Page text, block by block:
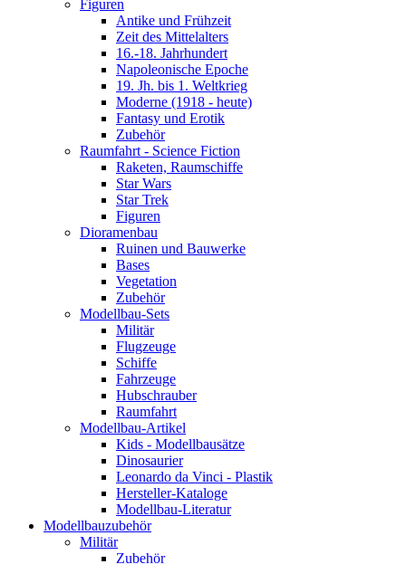
Figuren
Antike und Frühzeit
Zeit des Mittelalters
16.-18. Jahrhundert
Napoleonische Epoche
19. Jh. bis 1. Weltkrieg
Moderne (1918 - heute)
Fantasy und Erotik
Zubehör
Raumfahrt - Science Fiction
Raketen, Raumschiffe
Star Wars
Star Trek
Figuren
Dioramenbau
Ruinen und Bauwerke
Bases
Vegetation
Zubehör
Modellbau-Sets
Militär
Flugzeuge
Schiffe
Fahrzeuge
Hubschrauber
Raumfahrt
Modellbau-Artikel
Kids - Modellbausätze
Dinosaurier
Leonardo da Vinci - Plastik
Hersteller-Kataloge
Modellbau-Literatur
Modellbauzubehör
Militär
Zubehör